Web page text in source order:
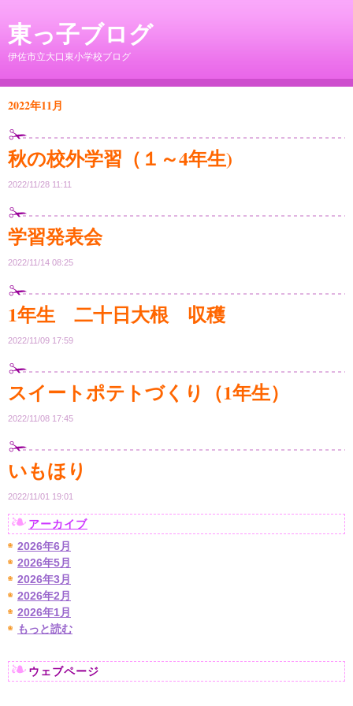
東っ子ブログ
伊佐市立大口東小学校ブログ
2022年11月
秋の校外学習（１～4年生)
2022/11/28 11:11
学習発表会
2022/11/14 08:25
1年生 二十日大根 収穫
2022/11/09 17:59
スイートポテトづくり（1年生）
2022/11/08 17:45
いもほり
2022/11/01 19:01
アーカイブ
2026年6月
2026年5月
2026年3月
2026年2月
2026年1月
もっと読む
ウェブページ